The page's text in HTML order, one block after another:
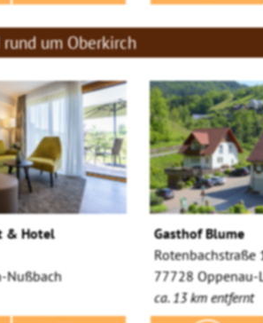
um Oberkirch
& Hotel
Nußbach
Gasthof Blume
Rotenbachstraße
77728 Oppenau-
ca. 13 km entfernt